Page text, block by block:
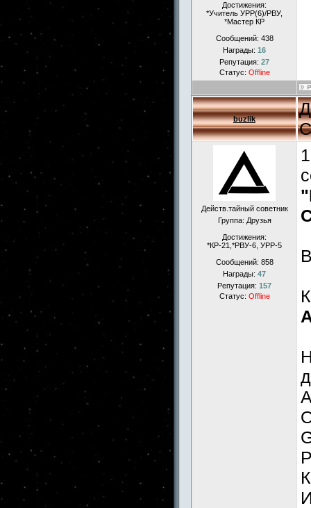
Достижения:
*Учитель УРР(6)/РВУ,
*Мастер КР
Сообщений: 438
Награды: 16
Репутация: 27
Статус: Offline
buzlik
Действ.тайный советник
Группа: Друзья
Достижения:
*КР-21,*РВУ-6, УРР-5
Сообщений: 858
Награды: 47
Репутация: 157
Статус: Offline